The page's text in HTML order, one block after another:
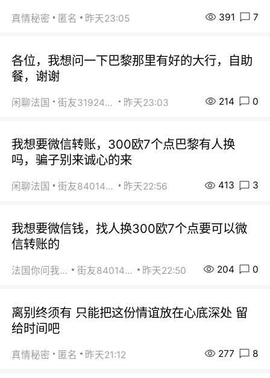
真情秘密 匿名 昨天23:05 391 7
各位，我想问一下巴黎那里有好的大行，自助
餐，谢谢
闲聊法国 街友31924072 昨天23:03 214 0
我想要微信转账，300欧7个点巴黎有人换
吗，骗子别来诚心的来
闲聊法国 街友84014588 昨天22:56 413 3
我想要微信钱，找人换300欧7个点要可以微
信转账的
法国你问我答 街友84014588 昨天22:50 204 0
离别终须有 只能把这份情谊放在心底深处 留
给时间吧
真情秘密 匿名 昨天21:12 277 8